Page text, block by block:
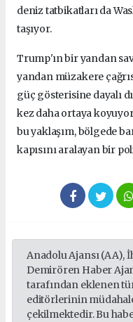
deniz tatbikatları da
taşıyor.
Trump'ın bir yandan
yandan müzakere
güç gösterisine dayalı
kez daha ortaya
bu yaklaşım, bölgede
kapısını aralayan bir
Anadolu Ajansı (AA),
Demirören Haber
tarafından eklenen
editörlerinin
çekilmektedir. Bu